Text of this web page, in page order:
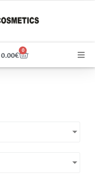
0.00€
0